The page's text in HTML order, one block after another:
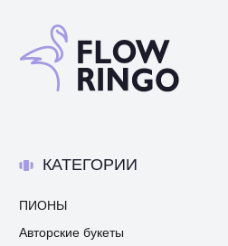
ПИОНЫ
Авторские букеты
КАТЕГОРИИ